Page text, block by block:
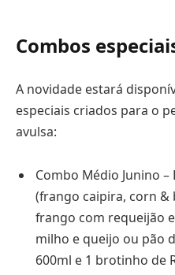
Combos
A novidade estará
especiais criados para o
avulsa:
Combo Médio Junino –
(frango caipira, corn &
frango com requeijão
milho e queijo ou pão
600ml e 1 brotinho de